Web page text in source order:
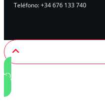
Teléfono: +34 676 133 740